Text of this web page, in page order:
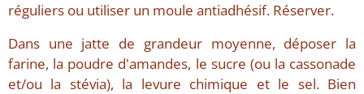
réguliers ou utiliser un moule antiadhésif. Réserver.
Dans une jatte de grandeur moyenne, déposer la
farine, la poudre d'amandes, le sucre (ou la cassonade
et/ou la stévia), la levure chimique et le sel. Bien